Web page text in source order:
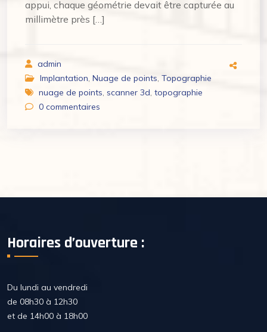
appui, chaque géométrie devait être capturée au
millimètre près […]
admin
Implantation, Nuage de points, Topographie
nuage de points, scanner 3d, topographie
0 commentaires
Horaires d’ouverture :
Du lundi au vendredi
de 08h30 à 12h30
et de 14h00 à 18h00